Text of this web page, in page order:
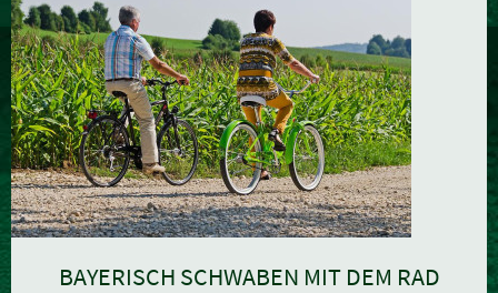
BAYERISCH SCHWABEN MIT DEM RAD